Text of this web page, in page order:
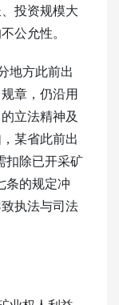
投资规模大
公允性。
地方此前出
章，仍沿用
立法精神及
某省此前出
扣除已开采矿
条的规定冲
执法与司法